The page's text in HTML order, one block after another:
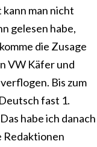
man nicht
gelesen habe,
die Zusage
VW Käfer und
Bis zum
fast 1.
habe ich danach
Redaktionen